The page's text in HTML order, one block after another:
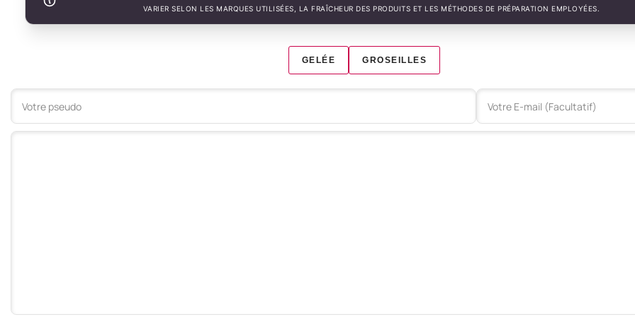
VARIER SELON LES MARQUES UTILISÉES, LA FRAÎCHEUR DES PRODUITS ET LES MÉTHODES DE PRÉPARATION EMPLOYÉES.
GELÉE GROSEILLES
Votre commentaire